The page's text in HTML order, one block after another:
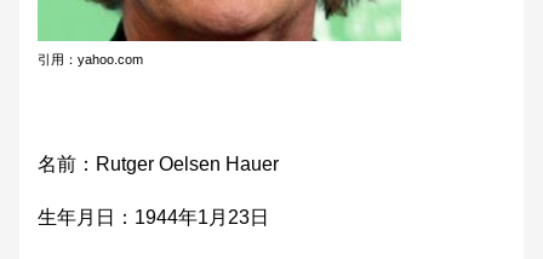
引用：yahoo.com
名前：Rutger Oelsen Hauer
生年月日：1944年1月23日